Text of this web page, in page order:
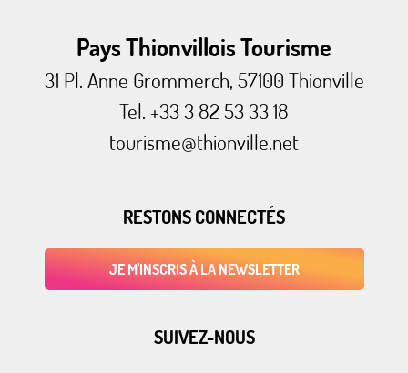
Pays Thionvillois Tourisme
31 Pl. Anne Grommerch, 57100 Thionville
Tel. +33 3 82 53 33 18
tourisme@thionville.net
RESTONS CONNECTÉS
JE M'INSCRIS À LA NEWSLETTER
SUIVEZ-NOUS